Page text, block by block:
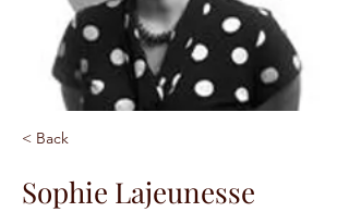
< Back
Sophie Lajeunesse